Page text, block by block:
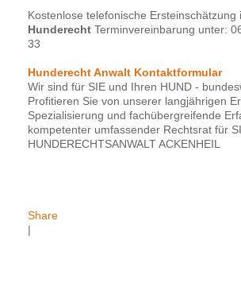
Kostenlose telefonische Ersteinschätzung
Hunderecht Terminvereinbarung unter:
33
Hunderecht Anwalt Kontaktformular
Wir sind für SIE und Ihren HUND -
Profitieren Sie von unserer langjährigen
Spezialisierung und fachübergreifende
kompetenter umfassender Rechtsrat für
HUNDERECHTSANWALT ACKENHEIL
Share
|